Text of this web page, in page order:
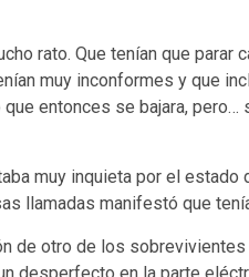
rato. Que tenían que
muy inconformes y que
entonces se bajara,
muy inquieta por el
llamadas manifestó que
de otro de los
desperfecto en la parte